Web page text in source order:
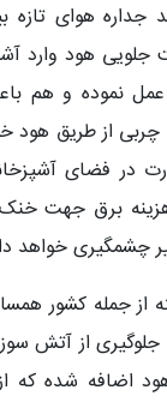
هوای تازه
هود وارد
عمل نموده و هم
چربی از طریق هود
در فضای
برق جهت خنک
چشمگیری خواهد
از جمله کشور
از آتش